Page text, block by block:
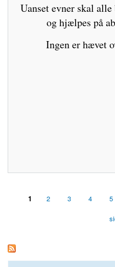
Uanset evner skal
og hjælpes på
Ingen er hævet
1 2 3 4 5